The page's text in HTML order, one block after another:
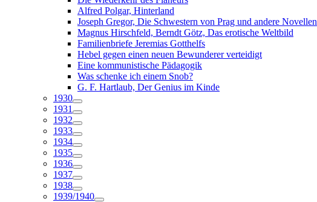
Alfred Polgar, Hinterland
Joseph Gregor, Die Schwestern von Prag und andere Novellen
Magnus Hirschfeld, Berndt Götz, Das erotische Weltbild
Familienbriefe Jeremias Gotthelfs
Hebel gegen einen neuen Bewunderer verteidigt
Eine kommunistische Pädagogik
Was schenke ich einem Snob?
G. F. Hartlaub, Der Genius im Kinde
1930
1931
1932
1933
1934
1935
1936
1937
1938
1939/1940